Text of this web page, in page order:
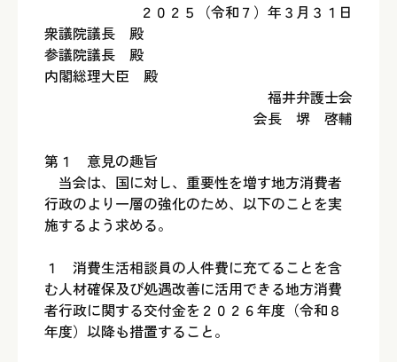
２０２５（令和７）年３月３１日
衆議院議長 殿
参議院議長 殿
内閣総理大臣 殿
福井弁護士会
会長 堺 啓輔
第１ 意見の趣旨
当会は、国に対し、重要性を増す地方消費者
行政のより一層の強化のため、以下のことを実
施するよう求める。
１ 消費生活相談員の人件費に充てることを含
む人材確保及び処遇改善に活用できる地方消費
者行政に関する交付金を２０２６年度（令和８
年度）以降も措置すること。